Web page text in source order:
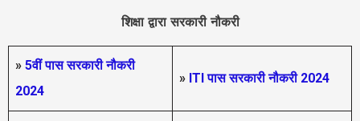
शिक्षा द्वारा सरकारी नौकरी
» 5वीं पास सरकारी नौकरी
2024
» ITI पास सरकारी नौकरी 2024